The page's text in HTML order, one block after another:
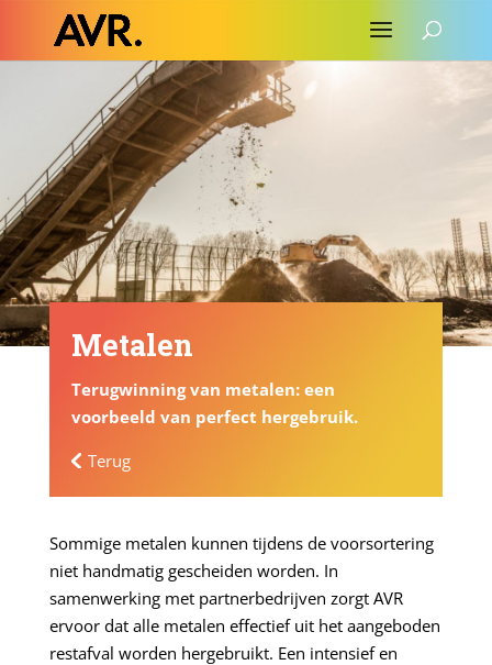
Metalen
Terugwinning van metalen: een
voorbeeld van perfect hergebruik.
Terug
Sommige metalen kunnen tijdens de voorsortering
niet handmatig gescheiden worden. In
samenwerking met partnerbedrijven zorgt AVR
ervoor dat alle metalen effectief uit het aangeboden
restafval worden hergebruikt. Een intensief en